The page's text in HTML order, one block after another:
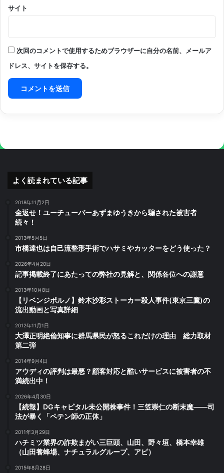
サイト
次回のコメントで使用するためブラウザーに自分の名前、メールア
ドレス、サイトを保存する。
よく読まれている記事
2018年11月2日
金返せ！ユーチューバーあずまゆうきから騙された被害者
続々！
2013年5月5日
市橋達也は自己流整形手術でハサミやカッターをどう使った？
2026年4月20日
記事掲載終了にあたっての弊社の見解と、関係各位への謝意
2013年10月8日
【リベンジポルノ】鈴木沙彩ストーカー殺人事件(東京三鷹)の
流出動画と写真詳細
2012年11月1日
大澤正明絶倫知事に群馬県民が怒るこれだけの理由 総力取材
第二弾
2014年9月4日
アウディの評判は最悪？顧客対応と酷いサービスに被害者の不
満続出中！
2026年4月30日
【続報】DGキャピタル未公開株事件！三笠崇仁の断末魔――司
法が暴く「ペテン師の正体」
2011年3月29日
ハチミツ業界の詐欺まがい三巨頭、山田、野々垣、橋本幸雄
（山田養蜂場、ナチュラルグループ、アピ）
2015年8月28日